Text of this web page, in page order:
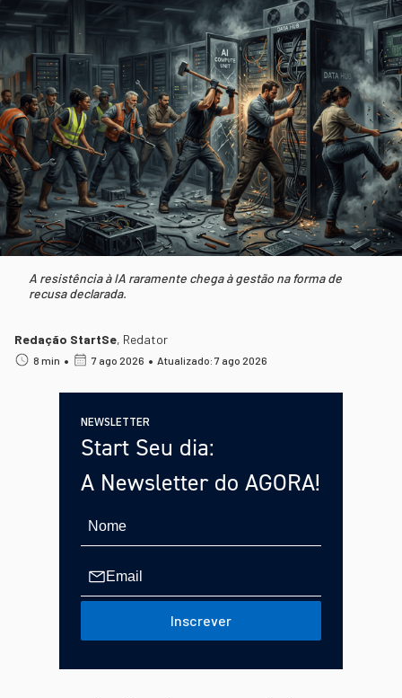
A resistência à IA raramente chega à gestão na forma de
recusa declarada.
Redação StartSe, Redator
8 min • 7 ago 2026 • Atualizado: 7 ago 2026
NEWSLETTER
Start Seu dia:
A Newsletter do AGORA!
Inscrever